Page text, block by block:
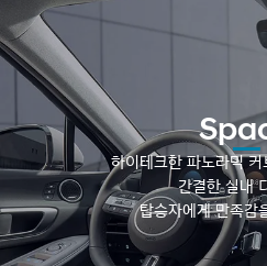
하이테크한 파노라믹
간결한 실내
탑승자에게 만족감